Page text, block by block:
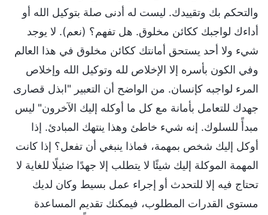
والتحكم بك وتقييدك. ليست له أدنى صلة بتوكيل الله أو
أداءك لواجبك ككائن مخلوق. هل تفهم؟ (نعم). لا يوجد
شيء ولا أحد يستحق أمانتك ككائن مخلوق في هذا العالم
وفي الكون بأسره إلا الإخلاص لله وتوكيل الله وإخلاص
المرء لواجبه كإنسان. من الواضح أن التعبير "ابذل قصارى
جهدك للتعامل بأمانة مع كل ما أوكله إليك الآخرون" ليس
مبدأً للسلوك. إنه شيء خاطئ وهذا ينتهك المبادئ. إذا
أوكل إليك شخص بمهمة، فماذا ينبغي أن تفعل؟ إذا كانت
المهمة الموكلة إليك شيئًا لا يتطلب إلا جهدًا ضئيلًا للغاية لا
تحتاج فيه إلا للتحدث أو إجراء عمل بسيط وكان لديك
مستوى القدرات المطلوب، فيمكنك تقديم المساعدة